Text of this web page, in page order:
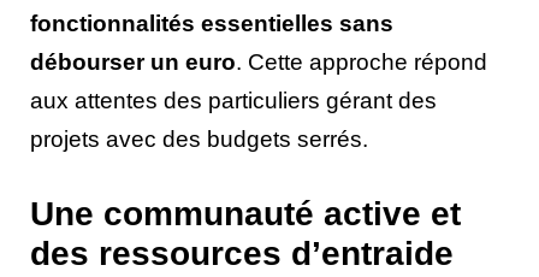
fonctionnalités essentielles sans
débourser un euro. Cette approche répond
aux attentes des particuliers gérant des
projets avec des budgets serrés.
Une communauté active et
des ressources d’entraide